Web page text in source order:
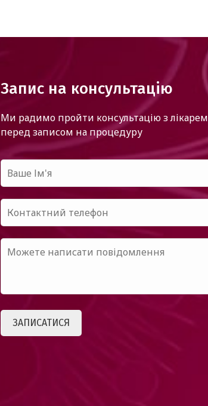
Запис на консультацію
Ми радимо пройти консультацію з лікарем
перед записом на процедуру